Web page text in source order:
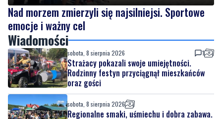
Nad morzem zmierzyli się najsilniejsi. Sportowe
emocje i ważny cel
Wiadomości
sobota, 8 sierpnia 2026 1
Strażacy pokazali swoje umiejętności.
Rodzinny festyn przyciągnął mieszkańców
oraz gości
sobota, 8 sierpnia 2026
Regionalne smaki, uśmiechu i dobra zabawa.